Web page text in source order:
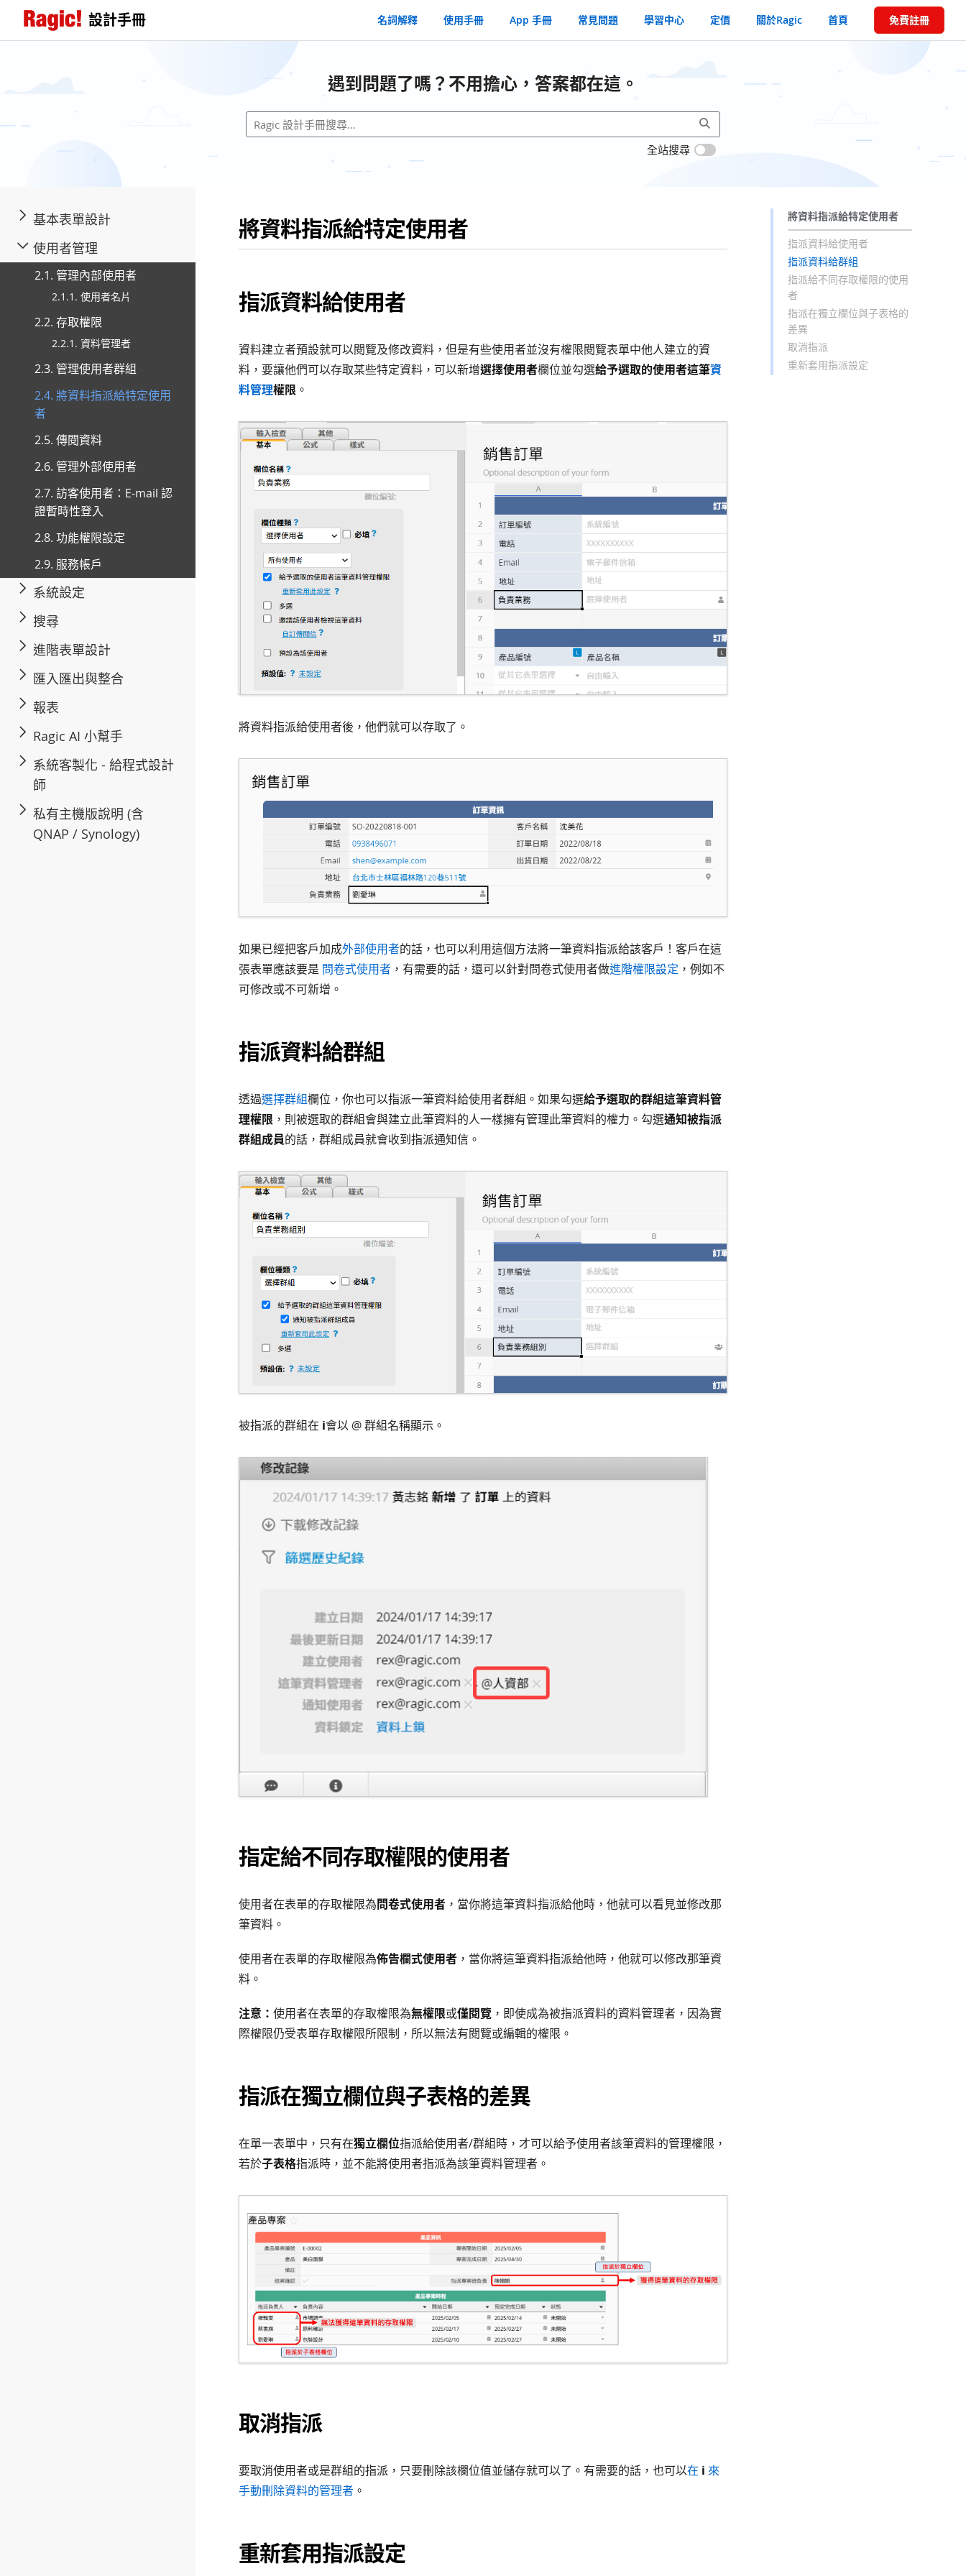
設計手冊 名詞解釋 使用手冊 App 手冊 常見問題 學習中心 定價 關於Ragic 首頁 免費註冊
遇到問題了嗎？不用擔心，答案都在這。
全站搜尋
基本表單設計
使用者管理
2.1. 管理內部使用者
2.1.1. 使用者名片
2.2. 存取權限
2.2.1. 資料管理者
2.3. 管理使用者群組
2.4. 將資料指派給特定使用
者
2.5. 傳閱資料
2.6. 管理外部使用者
2.7. 訪客使用者：E-mail 認
證暫時性登入
2.8. 功能權限設定
2.9. 服務帳戶
系統設定
搜尋
進階表單設計
匯入匯出與整合
報表
Ragic AI 小幫手
系統客製化 - 給程式設計
師
私有主機版說明 (含
QNAP / Synology)
將資料指派給特定使用者
指派資料給使用者
指派資料給群組
指派給不同存取權限的使用
者
指派在獨立欄位與子表格的
差異
取消指派
重新套用指派設定
將資料指派給特定使用者
指派資料給使用者
資料建立者預設就可以閱覽及修改資料，但是有些使用者並沒有權限閱覽表單中他人建立的資
料，要讓他們可以存取某些特定資料，可以新增選擇使用者欄位並勾選給予選取的使用者這筆資
料管理權限 。
將資料指派給使用者後，他們就可以存取了。
如果已經把客戶加成外部使用者的話，也可以利用這個方法將一筆資料指派給該客戶！客戶在這
張表單應該要是 問卷式使用者 ，有需要的話，還可以針對問卷式使用者做進階權限設定 ，例如不
可修改或不可新增。
指派資料給群組
透過選擇群組欄位，你也可以指派一筆資料給使用者群組。如果勾選給予選取的群組這筆資料管
理權限 ，則被選取的群組會與建立此筆資料的人一樣擁有管理此筆資料的權力。勾選通知被指派
群組成員的話，群組成員就會收到指派通知信。
被指派的群組在 i會以 @ 群組名稱顯示。
指定給不同存取權限的使用者
使用者在表單的存取權限為問卷式使用者 ，當你將這筆資料指派給他時，他就可以看見並修改那
筆資料。
使用者在表單的存取權限為佈告欄式使用者 ，當你將這筆資料指派給他時，他就可以修改那筆資
料。
注意： 使用者在表單的存取權限為無權限或僅閱覽 ，即使成為被指派資料的資料管理者，因為實
際權限仍受表單存取權限所限制，所以無法有閱覽或編輯的權限。
指派在獨立欄位與子表格的差異
在單一表單中，只有在獨立欄位指派給使用者/群組時，才可以給予使用者該筆資料的管理權限，
若於子表格指派時，並不能將使用者指派為該筆資料管理者。
取消指派
要取消使用者或是群組的指派，只要刪除該欄位值並儲存就可以了。有需要的話，也可以在 i 來
手動刪除資料的管理者 。
重新套用指派設定